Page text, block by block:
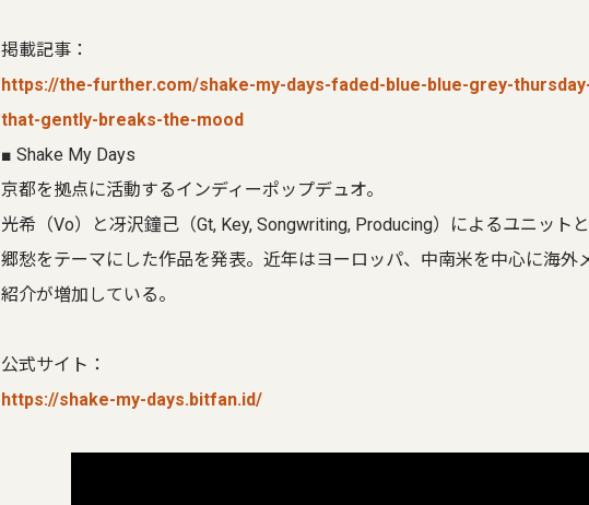
掲載記事：
https://the-further.com/shake-my-days-faded-blue-blue-grey-
that-gently-breaks-the-mood
■ Shake My Days
京都を拠点に活動するインディーポップデュオ。
光希（Vo）と冴沢鐘己（Gt, Key, Songwriting, Producing）によるユニット
郷愁をテーマにした作品を発表。近年はヨーロッパ、中南米を中心に海外
紹介が増加している。
公式サイト：
https://shake-my-days.bitfan.id/